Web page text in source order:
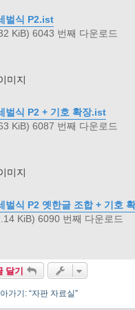
벌식 P2.ist
KiB) 6043 번째 다운로드
벌식 P2 + 기호 확장.ist
KiB) 6087 번째 다운로드
벌식 P2 옛한글 조합 + 기호
KiB) 6090 번째 다운로드
달기
가기: “자판 자료실”